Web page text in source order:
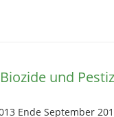
und
Ende September